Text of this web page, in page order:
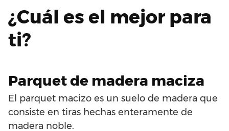
¿Cuál es el mejor para
ti?
Parquet de madera maciza
El parquet macizo es un suelo de madera que
consiste en tiras hechas enteramente de
madera noble.